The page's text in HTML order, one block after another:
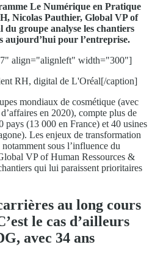
Le Numérique en Pratique
Nicolas Pauthier, Global VP of
groupe analyse les chantiers
pour l’entreprise.
align="alignleft" width="300"]
RH, digital de L'Oréal[/caption]
mondiaux de cosmétique (avec
en 2020), compte plus de
pays (13 000 en France) et 40 usines
Les enjeux de transformation
sous l’influence du
VP of Human Ressources &
qui lui paraissent prioritaires
au long cours
le cas d’ailleurs
avec 34 ans